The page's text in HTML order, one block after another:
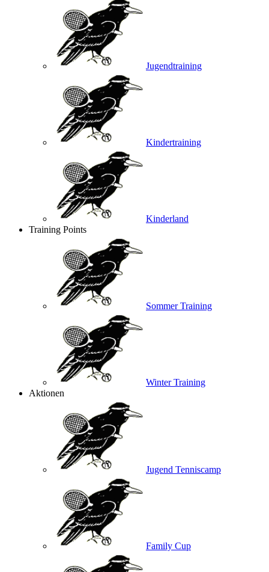
Jugendtraining
Kindertraining
Kinderland
Training Points
Sommer Training
Winter Training
Aktionen
Jugend Tenniscamp
Family Cup